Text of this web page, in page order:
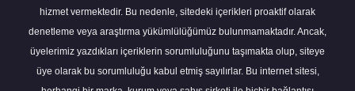
hizmet vermektedir. Bu nedenle, sitedeki içerikleri proaktif olarak
denetleme veya araştırma yükümlülüğümüz bulunmamaktadır. Ancak,
üyelerimiz yazdıkları içeriklerin sorumluluğunu taşımakta olup, siteye
üye olarak bu sorumluluğu kabul etmiş sayılırlar. Bu internet sitesi,